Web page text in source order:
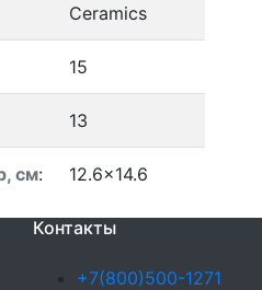
Ceramics
15
13
см: 12.6x14.6
Контакты
+7(800)500-1271